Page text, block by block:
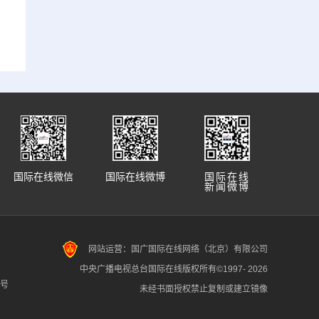
国际在线
新闻微博
国际在线微博
国际在线微信
网站运营：国广国际在线网络（北京）有限公司
中央广播电视总台国际在线版权所有©1997- 2026
未经书面授权禁止复制或建立镜像